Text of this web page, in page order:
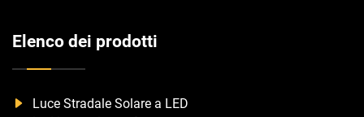
Elenco dei prodotti
Luce Stradale Solare a LED